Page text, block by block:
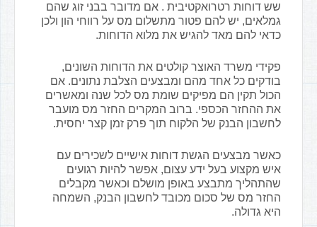
שש דוחות רטרואקטיבית . אם מדובר בבני זוג שהם
גמלאים, יש להם פטור מתשלום מס על רווחי הון ולכן
כדאי להם מאד להגיש את מלוא הדוחות.
פקידי משרד האוצר קולטים את הדוחות השונים,
בודקים כל אחד מהם ומבצעים הצלבת נתונים. אם
הכול תקין הם מפיקים שומת מס לכל שנה ומאשרים
את ההחזר הכספי. ברוב המקרים החזר מס מועבר
לחשבון הבנק של הלקוח תוך פרק זמן קצר יחסית.
כאשר מבצעים הגשת דוחות אישיים לשכירים עם
איש מקצוע בעל ידע עצום, אפשר להיות רגועים
שהתהליך מתבצע באופן מושלם וכאשר מקבלים
החזר מס של סכום מכובד לחשבון הבנק, השמחה
היא גדולה.